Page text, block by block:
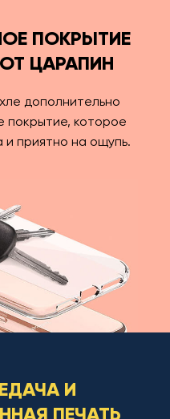
ПОКРЫТИЕ
ЦАРАПИН
дополнительно
покрытие, которое
приятно на ощупь.
И
ПЕЧАТЬ